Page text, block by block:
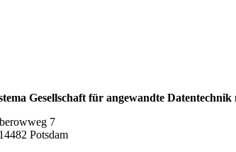
Gesellschaft für angewandte Datentechnik
7
Potsdam